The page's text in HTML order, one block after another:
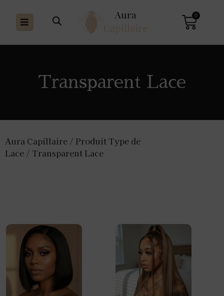
0
Transparent Lace
Aura Capillaire / Produit Type de
Lace / Transparent Lace